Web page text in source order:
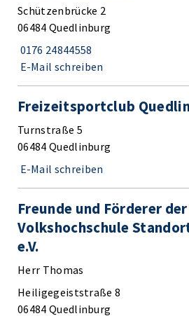
Schützenbrücke 2
06484 Quedlinburg
0176 24844558
E-Mail schreiben
Freizeitsportclub
Turnstraße 5
06484 Quedlinburg
E-Mail schreiben
Freunde und Förderer der
Volkshochschule
e.V.
Herr Thomas
Heiligegeiststraße 8
06484 Quedlinburg